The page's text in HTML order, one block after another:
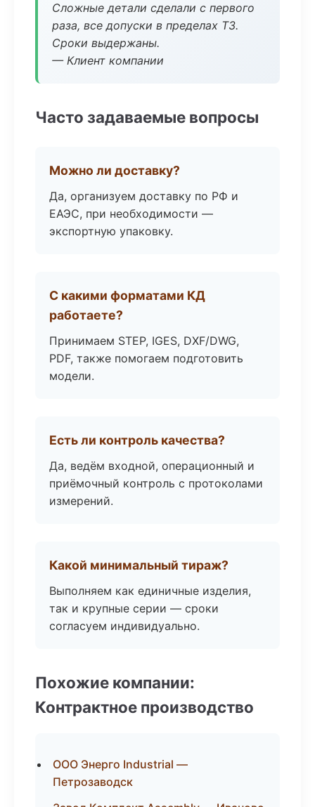
Сложные детали сделали с первого
раза, все допуски в пределах ТЗ.
Сроки выдержаны.
— Клиент компании
Часто задаваемые вопросы
Можно ли доставку?
Да, организуем доставку по РФ и
ЕАЭС, при необходимости —
экспортную упаковку.
С какими форматами КД
работаете?
Принимаем STEP, IGES, DXF/DWG,
PDF, также помогаем подготовить
модели.
Есть ли контроль качества?
Да, ведём входной, операционный и
приёмочный контроль с протоколами
измерений.
Какой минимальный тираж?
Выполняем как единичные изделия,
так и крупные серии — сроки
согласуем индивидуально.
Похожие компании:
Контрактное производство
ООО Энерго Industrial —
Петрозаводск